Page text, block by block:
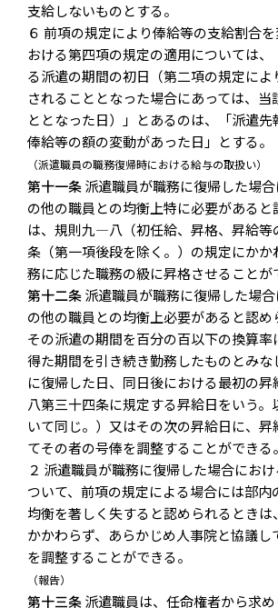
支給しないものとする。
６ 前項の規定により俸給等の支給割合
おける第四項の規定の適用については、
る派遣の期間の初日（第二項の規定に
されることとなった場合にあっては、当
ととなった日）」とあるのは、「派遣先
俸給等の額の変動があった日」とする。
（派遣職員の職務復帰時における給与の取扱い）
第十一条派遣職員が職務に復帰した場
の他の職員との均衡上特に必要があると
は、規則九―八（初任給、昇格、昇給等
条（第一項後段を除く。）の規定にかか
務に応じた職務の級に昇格させることが
第十二条派遣職員が職務に復帰した場
の他の職員との均衡上必要があると認め
その派遣の期間を百分の百以下の換算率
得た期間を引き続き勤務したものとみな
に復帰した日、同日後における最初の
八第三十四条に規定する昇給日をいう。
いて同じ。）又はその次の昇給日に、昇
てその者の号俸を調整することができる。
２ 派遣職員が職務に復帰した場合にお
ついて、前項の規定による場合には部内
均衡を著しく失すると認められるときは
かかわらず、あらかじめ人事院と協議し
を調整することができる。
（報告）
第十三条派遣職員は、任命権者から求め